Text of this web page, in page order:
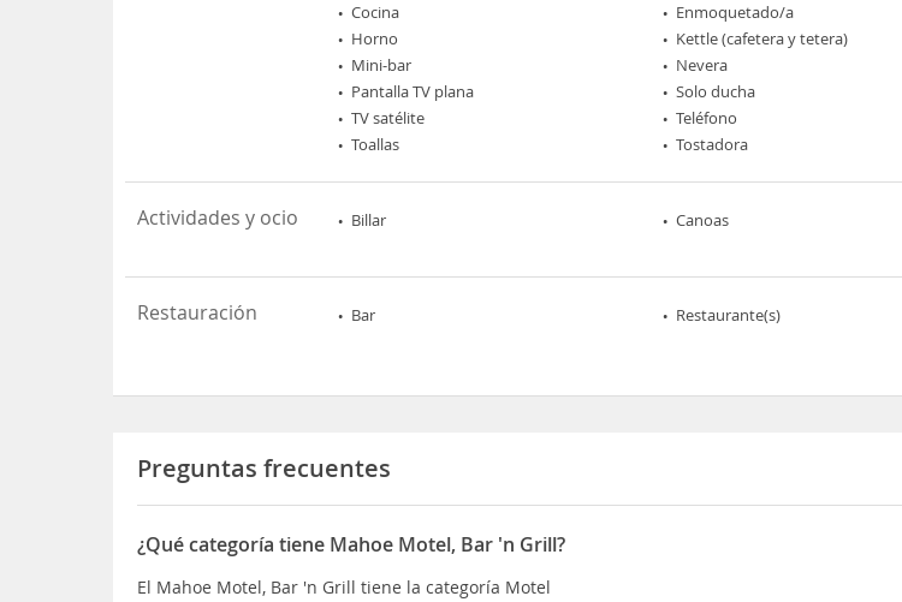
Cocina
Enmoquetado/a
Horno
Kettle (cafetera y tetera)
Mini-bar
Nevera
Pantalla TV plana
Solo ducha
TV satélite
Teléfono
Toallas
Tostadora
Actividades y ocio Billar Canoas
Restauración Bar Restaurante(s)
Preguntas frecuentes
¿Qué categoría tiene Mahoe Motel, Bar 'n Grill?
El Mahoe Motel, Bar 'n Grill tiene la categoría Motel